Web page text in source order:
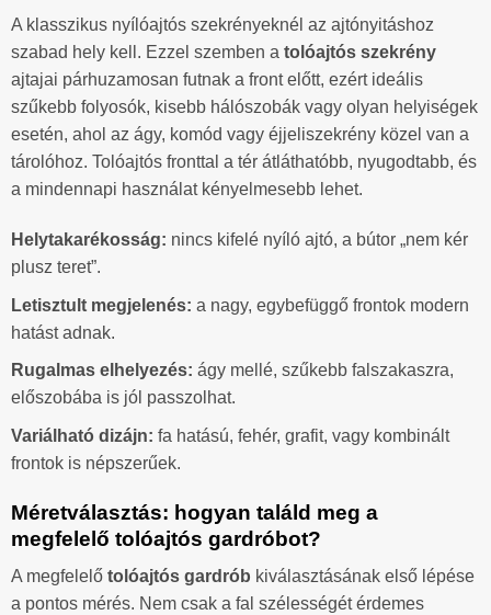
A klasszikus nyílóajtós szekrényeknél az ajtónyitáshoz
szabad hely kell. Ezzel szemben a tolóajtós szekrény
ajtajai párhuzamosan futnak a front előtt, ezért ideális
szűkebb folyosók, kisebb hálószobák vagy olyan helyiségek
esetén, ahol az ágy, komód vagy éjjeliszekrény közel van a
tárolóhoz. Tolóajtós fronttal a tér átláthatóbb, nyugodtabb, és
a mindennapi használat kényelmesebb lehet.
Helytakarékosság: nincs kifelé nyíló ajtó, a bútor „nem kér
plusz teret”.
Letisztult megjelenés: a nagy, egybefüggő frontok modern
hatást adnak.
Rugalmas elhelyezés: ágy mellé, szűkebb falszakaszra,
előszobába is jól passzolhat.
Variálható dizájn: fa hatású, fehér, grafit, vagy kombinált
frontok is népszerűek.
Méretválasztás: hogyan találd meg a
megfelelő tolóajtós gardróbot?
A megfelelő tolóajtós gardrób kiválasztásának első lépése
a pontos mérés. Nem csak a fal szélességét érdemes